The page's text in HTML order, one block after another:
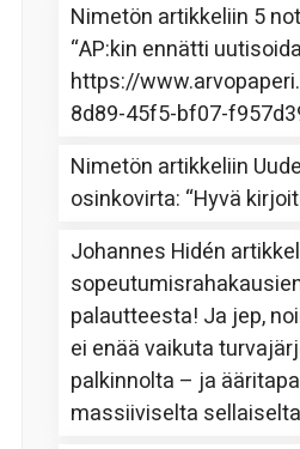
Nimetön artikkeliin 5
“AP:kin ennätti
https://
8d89-45f5-bf07-
Nimetön artikkeliin
osinkovirta: “Hyvä
Johannes Hidén
palautteesta! Ja jep,
ei enää vaikuta
palkinnolta – ja
massiiviselta